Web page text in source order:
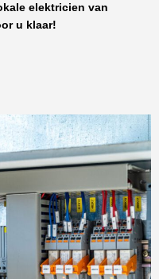
elektricien van
u klaar!